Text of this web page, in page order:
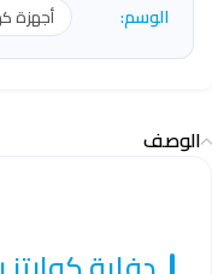
الوسم: أجهزة
الوصف